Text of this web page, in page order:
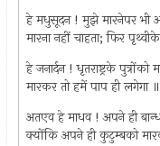
हे मधुसूदन ! मुझे मारनेपर भी
मारना नहीं चाहता; फिर
हे जनार्दन ! धृतराष्ट्रके
मारकर तो हमें पाप ही लगेगा
अतएव हे माधव ! अपने ही
क्योंकि अपने ही कुटुम्बको